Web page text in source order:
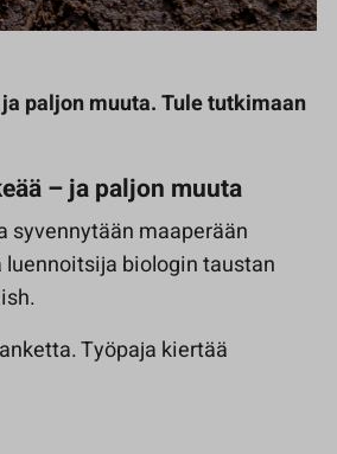
paljon muuta. Tule tutkimaan
– ja paljon muuta
syvennytään maaperään
biologin taustan
Työpaja kiertää